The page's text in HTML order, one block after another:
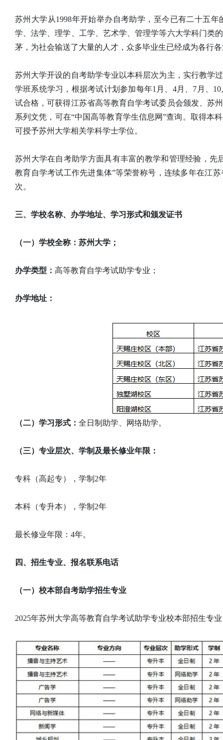
苏州大学从1998年开始举办自考助学，至今已有二十五
学、法学、理学、工学、艺术学、管理学等六大学科门类
茅，为社会输送了大量的人才，众多毕业生已经成为各行
苏州大学开设的自考助学专业以本科层次为主，实行教学
学班系统学习，根据考试计划参加每年1月、4月、7月、
试合格，可获得江苏省高等教育自学考试委员会颁发、苏
系列文凭，可在“中国高等教育学生信息网”查询。取得本
可授予苏州大学相关学科学士学位。
苏州大学在自考助学方面具有丰富的教学和管理经验，先
教育自学考试工作先进集体”等荣誉称号，连续多年在江
次。
三、学校名称、办学地址、学习形式和颁发证书
（一）学校全称：苏州大学；
办学类型： 高等教育自学考试助学专业；
办学地址：
（二）学习形式： 全日制助学、网络助学。
（三）专业层次、学制及最长修业年限：
专科（高起专），学制2年
本科（专升本），学制2年
最长修业年限：4年。
四、招生专业、报名联系电话
（一）校本部自考助学招生专业
2025年苏州大学高等教育自学考试助学专业校本部招生专